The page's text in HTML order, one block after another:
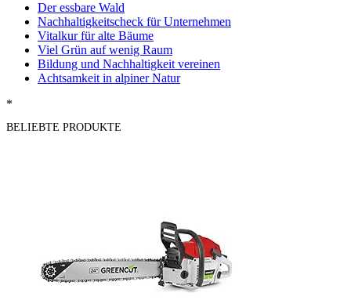
Der essbare Wald
Nachhaltigkeitscheck für Unternehmen
Vitalkur für alte Bäume
Viel Grün auf wenig Raum
Bildung und Nachhaltigkeit vereinen
Achtsamkeit in alpiner Natur
*
BELIEBTE PRODUKTE